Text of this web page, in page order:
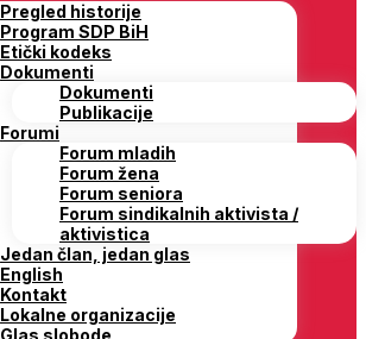
Pregled historije
Program SDP BiH
Etički kodeks
Dokumenti
Dokumenti
Publikacije
Forumi
Forum mladih
Forum žena
Forum seniora
Forum sindikalnih aktivista /
aktivistica
Jedan član, jedan glas
English
Kontakt
Lokalne organizacije
Glas slobode